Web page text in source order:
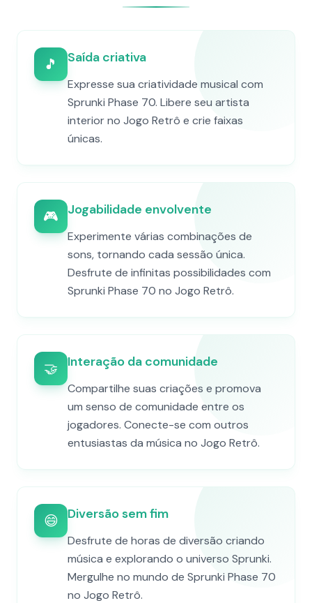
🎵 Saída criativa
Expresse sua criatividade musical com
Sprunki Phase 70. Libere seu artista
interior no Jogo Retrô e crie faixas
únicas.
🎮 Jogabilidade envolvente
Experimente várias combinações de
sons, tornando cada sessão única.
Desfrute de infinitas possibilidades com
Sprunki Phase 70 no Jogo Retrô.
🤝 Interação da comunidade
Compartilhe suas criações e promova
um senso de comunidade entre os
jogadores. Conecte-se com outros
entusiastas da música no Jogo Retrô.
😄 Diversão sem fim
Desfrute de horas de diversão criando
música e explorando o universo Sprunki.
Mergulhe no mundo de Sprunki Phase 70
no Jogo Retrô.